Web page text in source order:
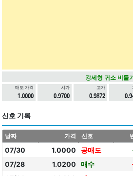
강세형 귀소 비둘기
매도 가격
1.0000
시가
0.9700
고가
0.9872
신호 기록
날짜 가격 신호
07/30 1.0000 공매도
07/28
1.0200 매수